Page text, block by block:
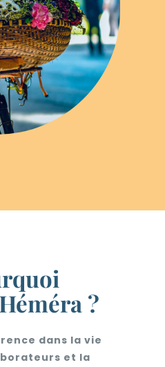
?
dans la vie
et la